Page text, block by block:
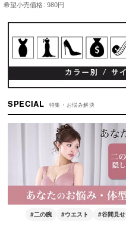
希望小売価格: 980円
SPECIAL 特集・お悩み解決
#二の腕 #ウエスト #谷間見せ